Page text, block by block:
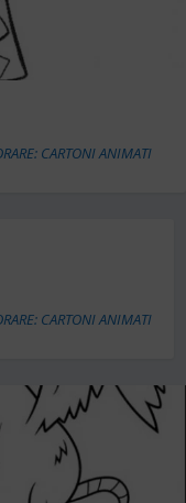
CARTONI ANIMATI
CARTONI ANIMATI